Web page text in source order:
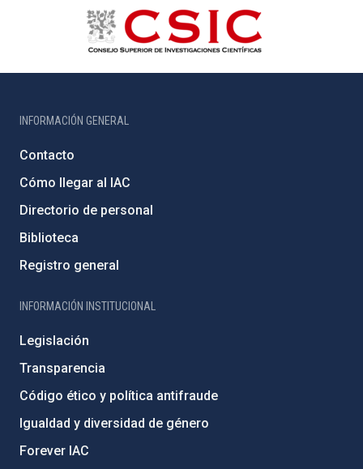
INFORMACIÓN GENERAL
Contacto
Cómo llegar al IAC
Directorio de personal
Biblioteca
Registro general
INFORMACIÓN INSTITUCIONAL
Legislación
Transparencia
Código ético y política antifraude
Igualdad y diversidad de género
Forever IAC